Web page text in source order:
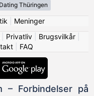
Dating Thüringen
Meninger
Privatliv| Brugsvilkår|
| FAQ
– Forbindelser på